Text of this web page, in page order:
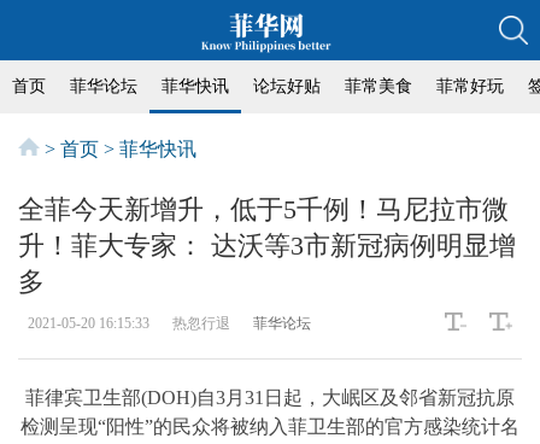
首页 菲华论坛 菲华快讯 论坛好贴 菲常美食 菲常好玩
> 首页 > 菲华快讯
全菲今天新增升，低于5千例！马尼拉市微
升！菲大专家： 达沃等3市新冠病例明显增
多
2021-05-20 16:15:33 热忽行退 菲华论坛
菲律宾卫生部(DOH)自3月31日起，大岷区及邻省新冠抗原
检测呈现“阳性”的民众将被纳入菲卫生部的官方感染统计名